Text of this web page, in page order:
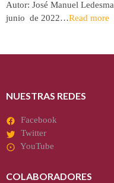
Autor: José Manuel
junio de 2022…Read more
NUESTRAS REDES
Facebook
Twitter
YouTube
COLABORADORES